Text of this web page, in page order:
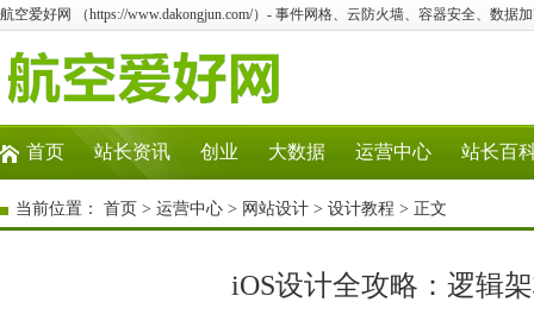
航空爱好网 （https://www.dakongjun.com/）- 事件网格、云防火墙、容器安全、数据
首页 站长资讯 创业 大数据 运营中心 站长百
当前位置： 首页 > 运营中心 > 网站设计 > 设计教程 > 正文
iOS设计全攻略：逻辑